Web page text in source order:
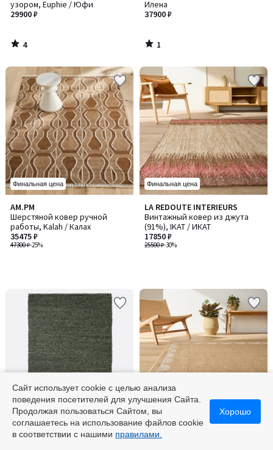
узором, Euphie / Юфи
29900 ₽
5
4
/
Илена
37900 ₽
5
1
/
Финальная цена
AM.PM
Шерстяной ковер ручной
работы, Kalah / Калах
47300 ₽-25%
35475 ₽
Финальная цена
LA REDOUTE INTERIEURS
Винтажный ковер из джута
(91%), IKAT / ИКАТ
25500 ₽-30%
17850 ₽
-55% по коду 5525
LA REDOUTE INTERIEURS
Вязаный ковер, Hamea / Хамеа
2
/
LA REDOUTE INTERIEURS
Плетеный ковер с имитацией
5
/
Сайт использует cookie с целью анализа
поведения посетителей для улучшения Сайта.
Продолжая пользоваться Сайтом, вы
соглашаетесь на использование файлов cookie
в соответствии с нашими правилами.
Хорошо